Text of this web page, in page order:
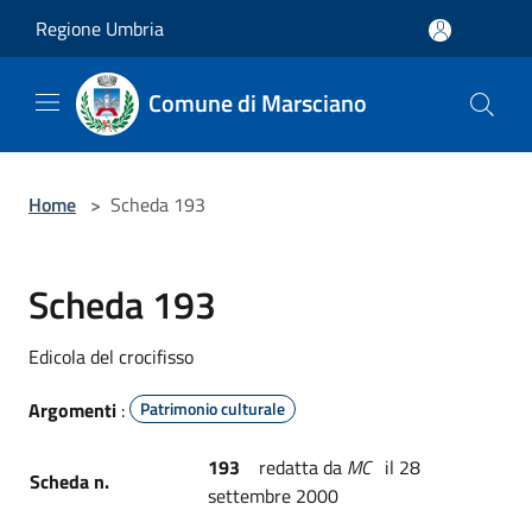
Regione Umbria
Comune di Marsciano
Home > Scheda 193
Scheda 193
Edicola del crocifisso
Argomenti : Patrimonio culturale
Scheda n. 193 redatta da MC il 28
settembre 2000